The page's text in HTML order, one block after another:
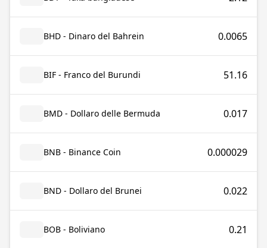
BHD - Dinaro del Bahrein 0.0065
BIF - Franco del Burundi 51.16
BMD - Dollaro delle Bermuda 0.017
BNB - Binance Coin 0.000029
BND - Dollaro del Brunei 0.022
BOB - Boliviano 0.21